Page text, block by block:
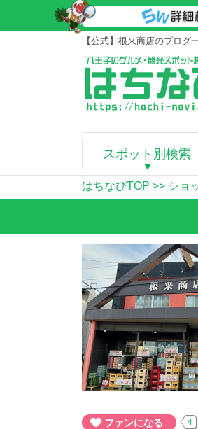
【公式】根来商店のブログ
スポット別検索
はちなびTOP >> ショ
ファンになる 4